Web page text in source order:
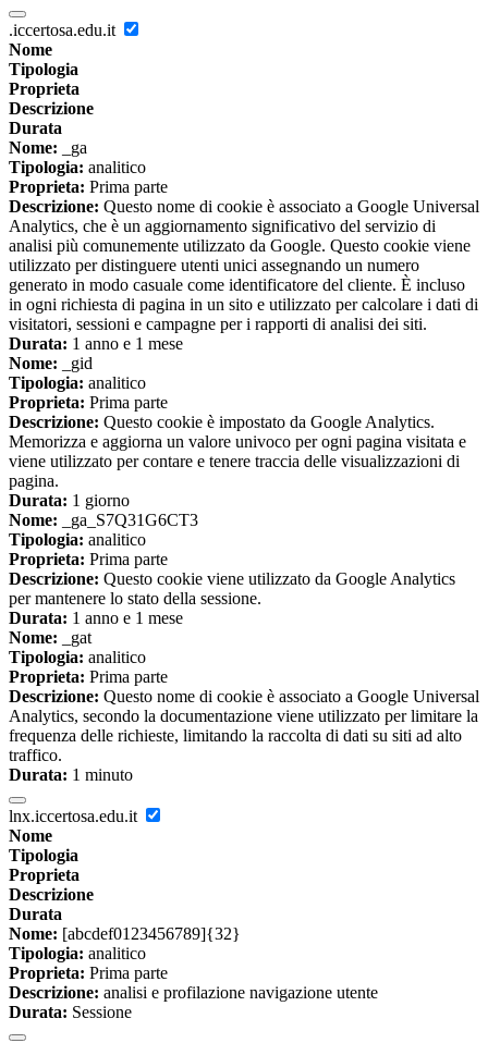
.iccertosa.edu.it
Nome
Tipologia
Proprieta
Descrizione
Durata
Nome: _ga
Tipologia: analitico
Proprieta: Prima parte
Descrizione: Questo nome di cookie è associato a Google Universal
Analytics, che è un aggiornamento significativo del servizio di
analisi più comunemente utilizzato da Google. Questo cookie viene
utilizzato per distinguere utenti unici assegnando un numero
generato in modo casuale come identificatore del cliente. È incluso
in ogni richiesta di pagina in un sito e utilizzato per calcolare i dati di
visitatori, sessioni e campagne per i rapporti di analisi dei siti.
Durata: 1 anno e 1 mese
Nome: _gid
Tipologia: analitico
Proprieta: Prima parte
Descrizione: Questo cookie è impostato da Google Analytics.
Memorizza e aggiorna un valore univoco per ogni pagina visitata e
viene utilizzato per contare e tenere traccia delle visualizzazioni di
pagina.
Durata: 1 giorno
Nome: _ga_S7Q31G6CT3
Tipologia: analitico
Proprieta: Prima parte
Descrizione: Questo cookie viene utilizzato da Google Analytics
per mantenere lo stato della sessione.
Durata: 1 anno e 1 mese
Nome: _gat
Tipologia: analitico
Proprieta: Prima parte
Descrizione: Questo nome di cookie è associato a Google Universal
Analytics, secondo la documentazione viene utilizzato per limitare la
frequenza delle richieste, limitando la raccolta di dati su siti ad alto
traffico.
Durata: 1 minuto
lnx.iccertosa.edu.it
Nome
Tipologia
Proprieta
Descrizione
Durata
Nome: [abcdef0123456789]{32}
Tipologia: analitico
Proprieta: Prima parte
Descrizione: analisi e profilazione navigazione utente
Durata: Sessione